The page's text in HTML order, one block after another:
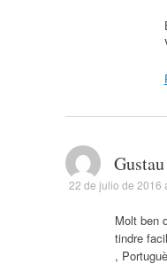
Gustau
22 de julio de 2016
Molt ben
tindre
,